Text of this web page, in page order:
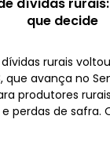
dívidas
que decide
rurais
que avança no
produtores
perdas de safra.